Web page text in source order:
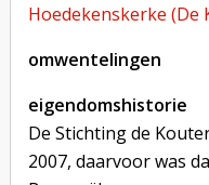
Hoedekenskerke (De
omwentelingen
eigendomshistorie
De Stichting de
2007, daarvoor was